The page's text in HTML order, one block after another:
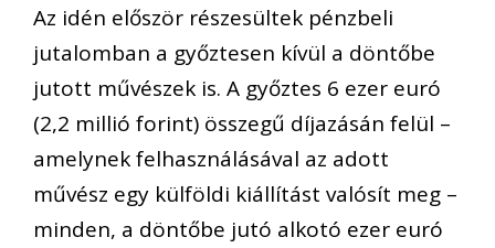
Az idén először részesültek pénzbeli
jutalomban a győztesen kívül a döntőbe
jutott művészek is. A győztes 6 ezer euró
(2,2 millió forint) összegű díjazásán felül –
amelynek felhasználásával az adott
művész egy külföldi kiállítást valósít meg –
minden, a döntőbe jutó alkotó ezer euró